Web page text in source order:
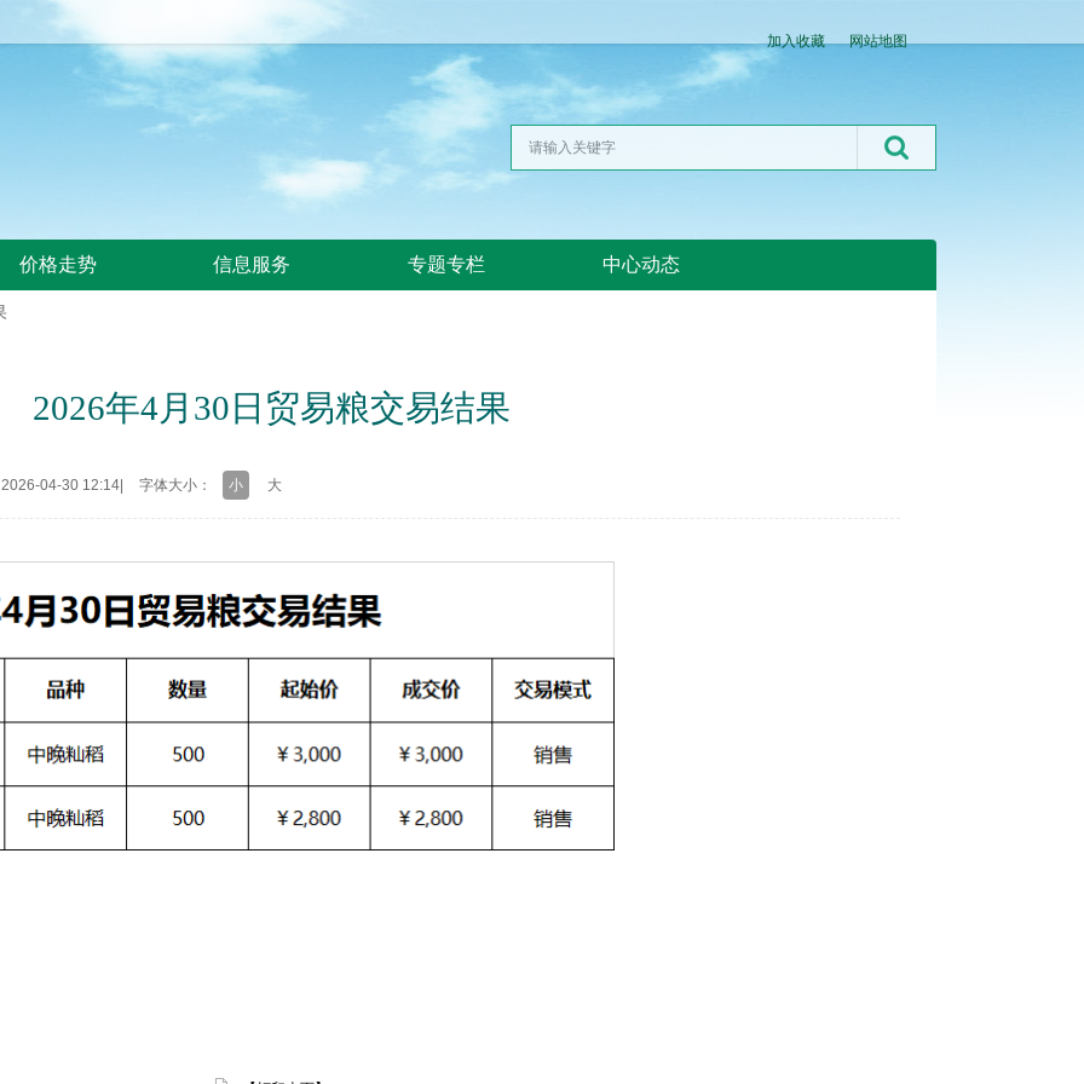
加入收藏 网站地图
价格走势 信息服务 专题专栏 中心动态
2026年4月30日贸易粮交易结果
04-30 12:14 字体大小： 小 大